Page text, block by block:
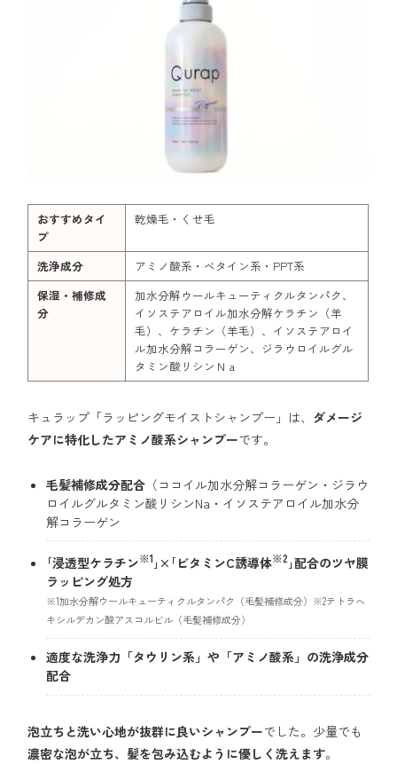
おすすめタイ
プ
乾燥毛・くせ毛
洗浄成分
アミノ酸系・ベタイン系・PPT系
保湿・補修成
分
加水分解ウールキューティクルタンパク、
イソステアロイル加水分解ケラチン（羊
毛）、ケラチン（羊毛）、イソステアロイ
ル加水分解コラーゲン、ジラウロイルグル
タミン酸リシンＮａ
キュラップ「ラッピングモイストシャンプー」は、 ダメージ
ケアに特化したアミノ酸系シャンプーです。
毛髪補修成分配合 （ココイル加水分解コラーゲン・ジラウ
ロイルグルタミン酸リシンNa・イソステアロイル加水分
解コラーゲン
｢浸透型ケラチン※1 ｣×｢ビタミンC誘導体※2 ｣配合の​ツヤ膜
ラッピング処方
※1加水分解ウールキューティクルタンパク（毛髪補修成分）※2テトラヘ
キシルデカン酸アスコルビル（毛髪補修成分）​
適度な洗浄力「タウリン系」や「アミノ酸系」の洗浄成分
配合
泡立ちと洗い心地が抜群に良いシャンプーでした。少量でも
濃密な泡が立ち、髪を包み込むように優しく洗えます。